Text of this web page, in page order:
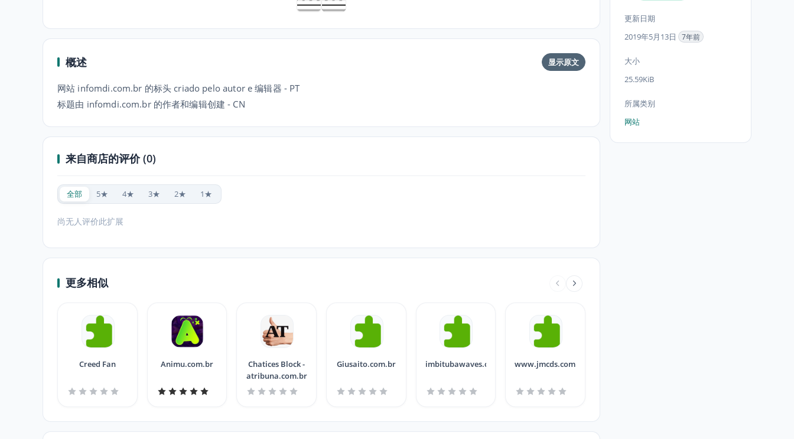
概述 显示原文
网站 infomdi.com.br 的标头 criado pelo autor e 编辑器 - PT
标题由 infomdi.com.br 的作者和编辑创建 - CN
来自商店的评价 (0)
全部 5★ 4★ 3★ 2★ 1★
尚无人评价此扩展
更多相似
Creed Fan Animu.com.br
Chatices Block -
atribuna.com.br
Giusaito.com.br imbitubawaves.com.br www.jmcds.com.br
更新日期
2019年5月13日
7年前
大小
25.59KiB
所属类别
网站